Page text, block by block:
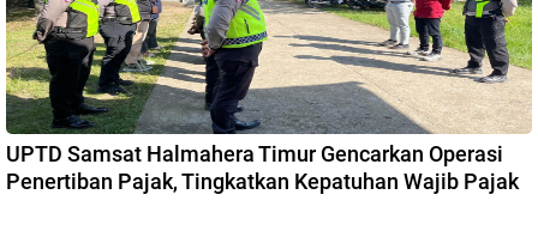
UPTD Samsat Halmahera Timur Gencarkan Operasi
Penertiban Pajak, Tingkatkan Kepatuhan Wajib Pajak